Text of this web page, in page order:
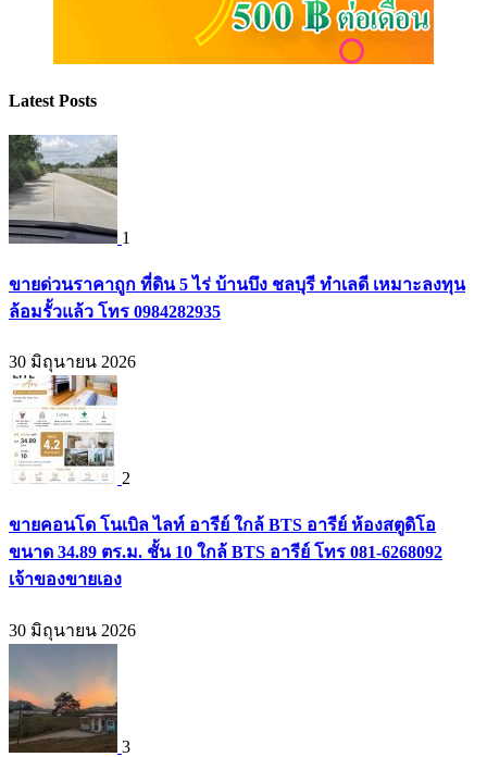
Latest Posts
1
ขายด่วนราคาถูก ที่ดิน 5 ไร่ บ้านบึง ชลบุรี ทำเลดี เหมาะลงทุน
ล้อมรั้วแล้ว โทร 0984282935
30 มิถุนายน 2026
2
ขายคอนโด โนเบิล ไลท์ อารีย์ ใกล้ BTS อารีย์ ห้องสตูดิโอ
ขนาด 34.89 ตร.ม. ชั้น 10 ใกล้ BTS อารีย์ โทร 081-6268092
เจ้าของขายเอง
30 มิถุนายน 2026
3